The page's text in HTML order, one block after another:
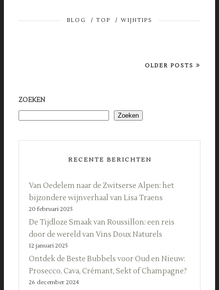
BLOG / TOP / WIJNTIPS
OLDER POSTS
ZOEKEN
Zoeken
RECENTE BERICHTEN
Van Oedelem naar de Zwitserse Alpen: het
bijzondere wijnverhaal van Lisa Traens
20 februari 2025
De Tijdloze Smaak van Roussillon: een reis
door de wereld van Vins Doux Naturels
12 januari 2025
Ontdek de Beste Bubbels voor Oud en Nieuw:
Prosecco, Cava, Crémant, Sekt of Champagne?
26 december 2024